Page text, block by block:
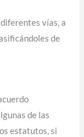
vías, a
de
de las
estatutos, si